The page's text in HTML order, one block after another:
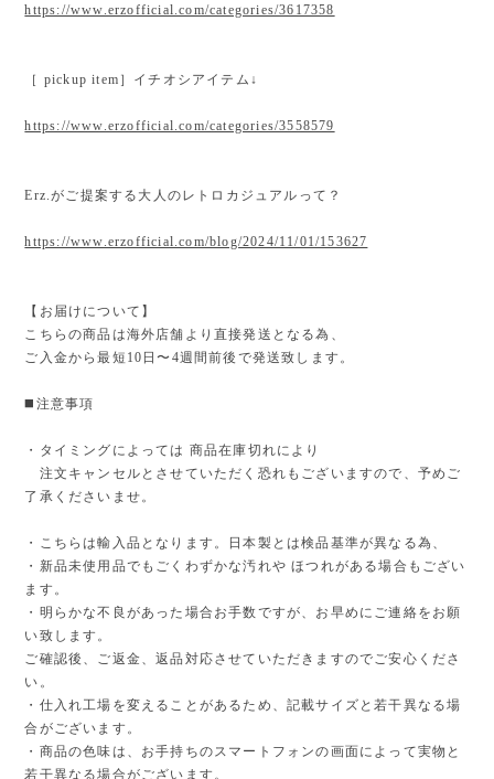
https://www.erzofficial.com/categories/3617358
［ pickup item］イチオシアイテム↓
https://www.erzofficial.com/categories/3558579
Erz.がご提案する大人のレトロカジュアルって？
https://www.erzofficial.com/blog/2024/11/01/153627
【お届けについて】
こちらの商品は海外店舗より直接発送となる為、
ご入金から最短10日〜4週間前後で発送致します。
◼️注意事項
・タイミングによっては 商品在庫切れにより
注文キャンセルとさせていただく恐れもございますので、予めご
了承くださいませ。
・こちらは輸入品となります。日本製とは検品基準が異なる為、
・新品未使用品でもごくわずかな汚れや ほつれがある場合もござい
ます。
・明らかな不良があった場合お手数ですが、お早めにご連絡をお願
い致します。
ご確認後、ご返金、返品対応させていただきますのでご安心くださ
い。
・仕入れ工場を変えることがあるため、記載サイズと若干異なる場
合がございます。
・商品の色味は、お手持ちのスマートフォンの画面によって実物と
若干異なる場合がございます。